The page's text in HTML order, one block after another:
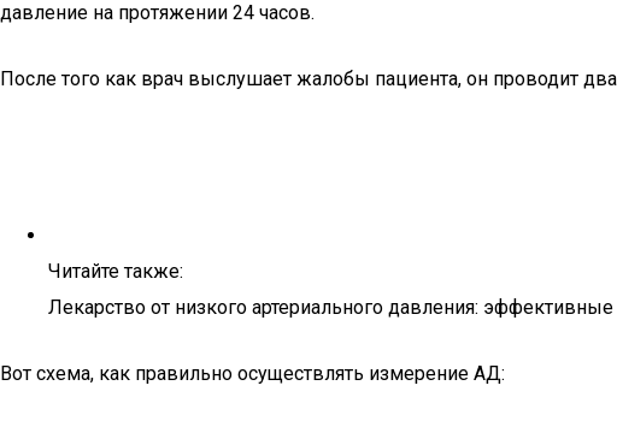
давление на протяжении 24 часов.
После того как врач выслушает жалобы пациента, он проводит
Читайте также:
Лекарство от низкого артериального давления:
Вот схема, как правильно осуществлять измерение АД: